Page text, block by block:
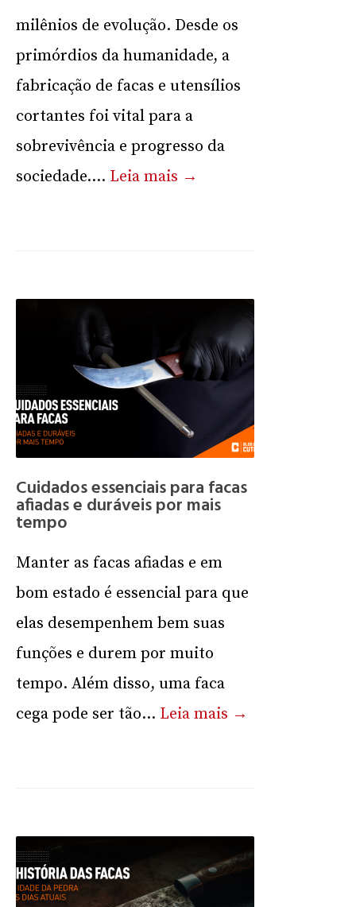
milênios de evolução. Desde os
primórdios da humanidade, a
fabricação de facas e utensílios
cortantes foi vital para a
sobrevivência e progresso da
sociedade.... Leia mais →
Cuidados essenciais para facas
afiadas e duráveis por mais
tempo
Manter as facas afiadas e em
bom estado é essencial para que
elas desempenhem bem suas
funções e durem por muito
tempo. Além disso, uma faca
cega pode ser tão... Leia mais →